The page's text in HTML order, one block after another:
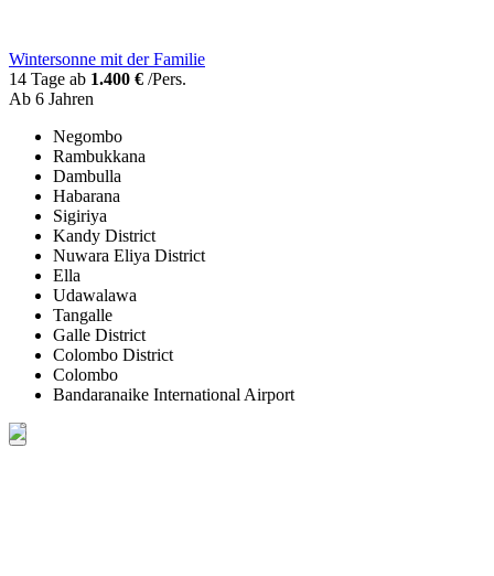
Wintersonne mit der Familie
14 Tage ab 1.400 € /Pers.
Ab 6 Jahren
Negombo
Rambukkana
Dambulla
Habarana
Sigiriya
Kandy District
Nuwara Eliya District
Ella
Udawalawa
Tangalle
Galle District
Colombo District
Colombo
Bandaranaike International Airport